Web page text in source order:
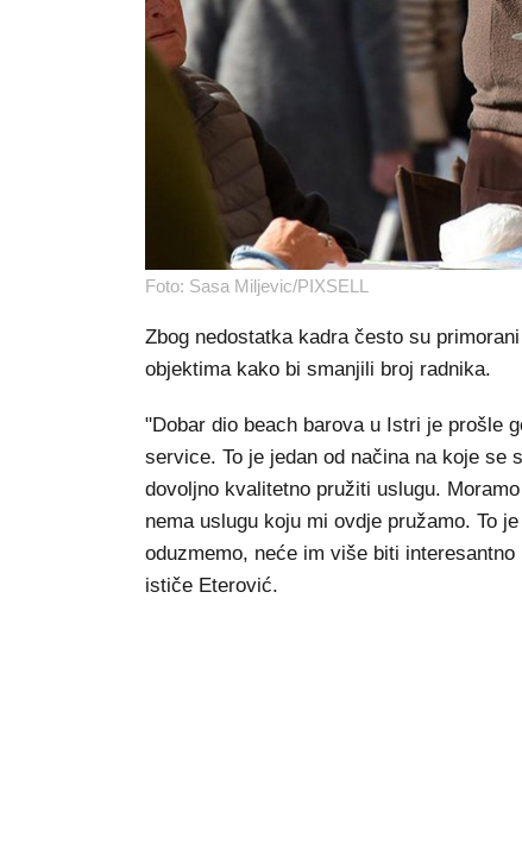
Foto: Sasa Miljevic/PIXSELL
Zbog nedostatka kadra često su
objektima kako bi smanjili broj radnika.
"Dobar dio beach barova u Istri je prošle
service. To je jedan od načina na koje
dovoljno kvalitetno pružiti uslugu.
nema uslugu koju mi ovdje pružamo. To
oduzmemo, neće im više biti
ističe Eterović.